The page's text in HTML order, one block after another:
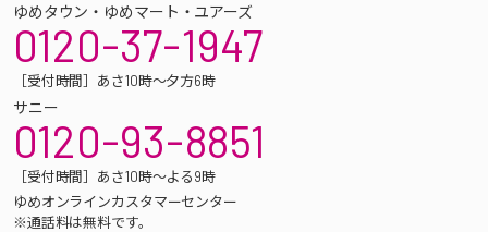
ゆめタウン・ゆめマート・ユアーズ
0120-37-1947
［受付時間］あさ10時～夕方6時
サニー
0120-93-8851
［受付時間］あさ10時～よる9時
ゆめオンラインカスタマーセンター
※通話料は無料です。